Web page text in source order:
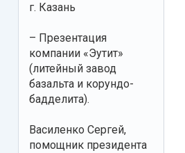
г. Казань
– Презентация
компании «Эутит»
(литейный завод
базальта и корундо-
бадделита).
Василенко Сергей,
помощник президента